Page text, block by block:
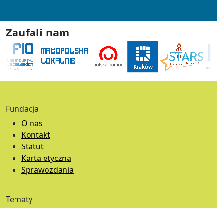
Zaufali nam
Fundacja
O nas
Kontakt
Statut
Karta etyczna
Sprawozdania
Tematy